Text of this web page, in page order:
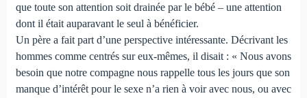
que toute son attention soit drainée par le bébé – une attention
dont il était auparavant le seul à bénéficier.
Un père a fait part d’une perspective intéressante. Décrivant les
hommes comme centrés sur eux-mêmes, il disait : « Nous avons
besoin que notre compagne nous rappelle tous les jours que son
manque d’intérêt pour le sexe n’a rien à voir avec nous, ou avec